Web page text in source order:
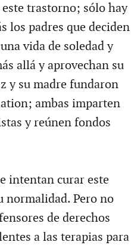
trastorno; sólo hay
los padres que deciden
vida de soledad y
allá y aprovechan su
y su madre fundaron
ambas imparten
y reúnen fondos
intentan curar este
normalidad. Pero no
de derechos
a las terapias para